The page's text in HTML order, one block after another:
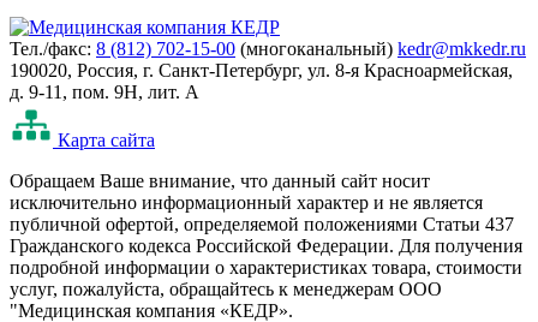
Тел./факс: 8 (812) 702-15-00 (многоканальный) kedr@mkkedr.ru
190020, Россия, г. Санкт-Петербург, ул. 8-я Красноармейская,
д. 9-11, пом. 9Н, лит. А
Карта сайта
Oбращаем Ваше внимание, что данный сайт носит
исключительно информационный характер и не является
публичной офертой, определяемой положениями Статьи 437
Гражданского кодекса Российской Федерации. Для получения
подробной информации о характеристиках товара, стоимости
услуг, пожалуйста, обращайтесь к менеджерам ООО
"Медицинская компания «КЕДР».